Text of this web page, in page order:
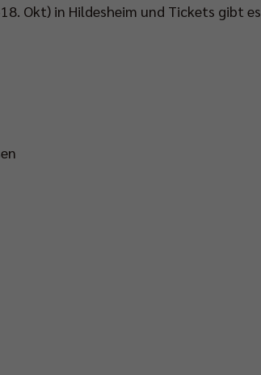
Okt) in Hildesheim und Tickets gibt es